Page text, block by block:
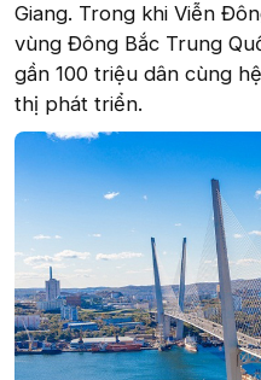
Giang. Trong khi Viễn
vùng Đông Bắc Trung
gần 100 triệu dân cùng
thị phát triển.